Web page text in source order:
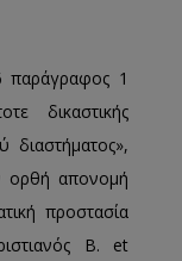
παράγραφος 1
δικαστικής
διαστήματος»,
ορθή απονομή
προστασία
Β. et